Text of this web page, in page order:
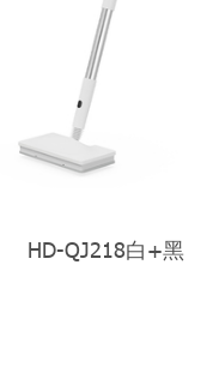
HD-QJ218白+黑